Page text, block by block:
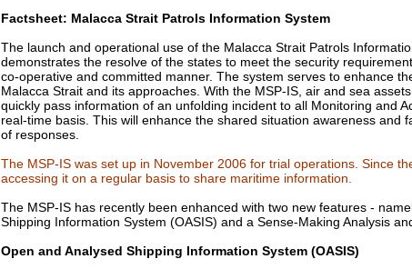
Factsheet: Malacca Strait Patrols Information System
The launch and operational use of the Malacca Strait Patrols
demonstrates the resolve of the states to meet the security
co-operative and committed manner. The system serves to enhance
Malacca Strait and its approaches. With the MSP-IS, air and sea
quickly pass information of an unfolding incident to all Monitoring and
real-time basis. This will enhance the shared situation awareness and
of responses.
The MSP-IS was set up in November 2006 for trial operations. Since
accessing it on a regular basis to share maritime information.
The MSP-IS has recently been enhanced with two new features -
Shipping Information System (OASIS) and a Sense-Making Analysis
Open and Analysed Shipping Information System (OASIS)